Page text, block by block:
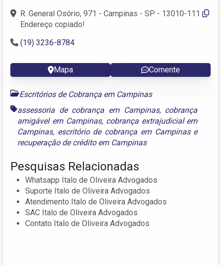
R. General Osório, 971 - Campinas - SP - 13010-111
Endereço copiado!
(19) 3236-8784
Mapa Comente
Escritórios de Cobrança em Campinas
assessoria de cobrança em Campinas, cobrança
amigável em Campinas, cobrança extrajudicial em
Campinas, escritório de cobrança em Campinase
recuperação de crédito em Campinas
Pesquisas Relacionadas
Whatsapp Italo de Oliveira Advogados
Suporte Italo de Oliveira Advogados
Atendimento Italo de Oliveira Advogados
SAC Italo de Oliveira Advogados
Contato Italo de Oliveira Advogados